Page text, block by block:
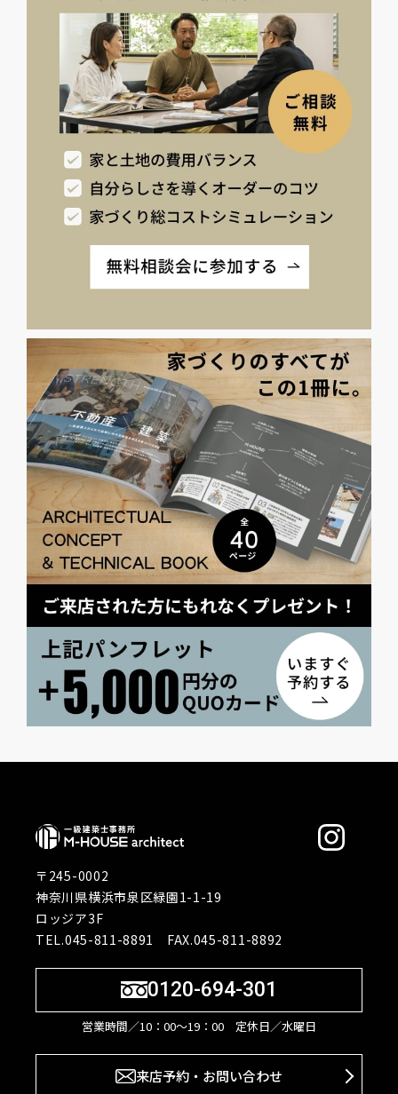
〒245-0002
神奈川県横浜市泉区緑園1-1-19
ロッジア3F
TEL.045-811-8891 FAX.045-811-8892
0120-694-301
営業時間／10：00〜19：00 定休日／水曜日
来店予約・お問い合わせ